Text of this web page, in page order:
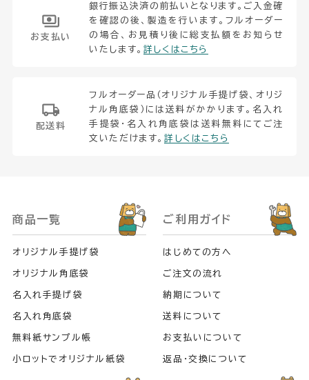
お支払い
銀行振込決済の前払いとなります。ご入金確
を確認の後、製造を行います。フルオーダー
の場合、お見積り後に総支払額をお知らせ
いたします。 詳しくはこちら
配送料
フルオーダー品（オリジナル手提げ袋、オリジ
ナル角底袋）には送料がかかります。名入れ
手提袋・名入れ角底袋は送料無料にてご注
文いただけます。詳しくはこちら
商品一覧
オリジナル手提げ袋
オリジナル角底袋
名入れ手提げ袋
名入れ角底袋
無料紙サンプル帳
小ロットでオリジナル紙袋
ご利用ガイド
はじめての方へ
ご注文の流れ
納期について
送料について
お支払いについて
返品・交換について